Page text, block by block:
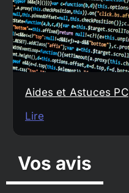
Aides et Astuces PC
Lire
Vos avis